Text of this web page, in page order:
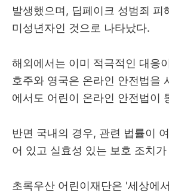
발생했으며, 딥페이크 성범죄 피
미성년자인 것으로 나타났다.
해외에서는 이미 적극적인 대응
호주와 영국은 온라인 안전법을
에서도 어린이 온라인 안전법이
반면 국내의 경우, 관련 법률이
어 있고 실효성 있는 보호 조치
초록우산 어린이재단은 '세상에